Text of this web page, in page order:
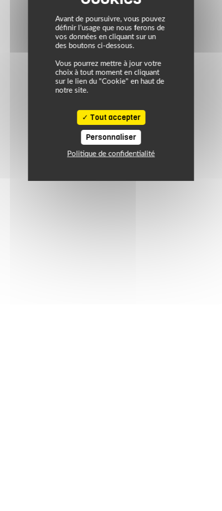
Avant de poursuivre, vous pouvez
définir l’usage que nous ferons de
vos données en cliquant sur un
des boutons ci-dessous.
Vous pourrez mettre à jour votre
choix à tout moment en cliquant
sur le lien du "Cookie" en haut de
notre site.
Tout accepter
Personnaliser
Politique de confidentialité